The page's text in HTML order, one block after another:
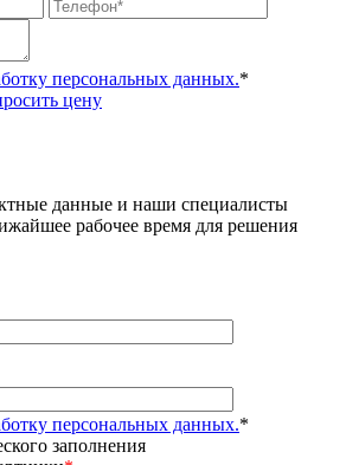
персональных данных.*
цену
данные и наши специалисты
рабочее время для решения
персональных данных.*
заполнения